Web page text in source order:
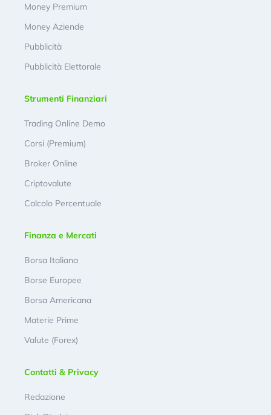
Money Premium
Money Aziende
Pubblicità
Pubblicità Elettorale
Strumenti Finanziari
Trading Online Demo
Corsi (Premium)
Broker Online
Criptovalute
Calcolo Percentuale
Finanza e Mercati
Borsa Italiana
Borse Europee
Borsa Americana
Materie Prime
Valute (Forex)
Contatti & Privacy
Redazione